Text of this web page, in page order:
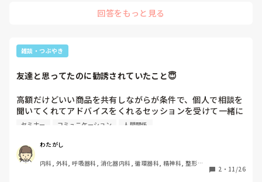
回答をもっと見る
雑談・つぶやき
友達と思ってたのに勧誘されていたこと😇
高額だけどいい商品を共有しながらが条件で、個人で相談を
聞いてくれてアドバイスをくれるセッションを受けて一緒に
幸せによくなろうと言うスタンスで、
勧誘されていたと知りました。
これまでネットワークビジネスに勧誘されたり、商品を買う
ことを条件にセミナーなどに誘われたりなど関与しないか声
セミナー コミュニケーション 人間関係
わたがし
内科, 外科, 呼吸器科, 消化器内科, 循環器科, 精神科, 整形外
2 ・ 11/26